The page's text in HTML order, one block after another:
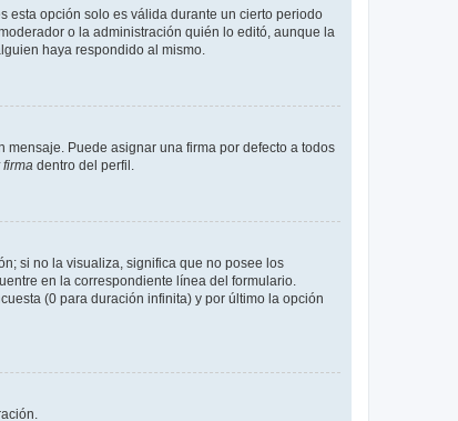
esta opción solo es válida durante un cierto periodo
o la administración quién lo editó, aunque la
haya respondido al mismo.
mensaje. Puede asignar una firma por defecto a todos
firma dentro del perfil.
si no la visualiza, significa que no posee los
en la correspondiente línea del formulario.
(0 para duración infinita) y por último la opción